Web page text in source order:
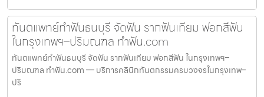
ทันตแพทย์ทำฟันธนบุรี จัดฟัน รากฟันเทียม ฟอกสีฟัน
ในกรุงเทพฯ–ปริมณฑล ทำฟัน.com
ทันตแพทย์ทำฟันธนบุรี จัดฟัน รากฟันเทียม ฟอกสีฟัน ในกรุงเทพฯ–
ปริมณฑล ทำฟัน.com — บริการคลินิกทันตกรรมครบวงจรในกรุงเทพ–
ปริ